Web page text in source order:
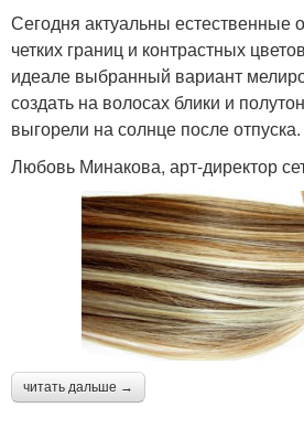
Сегодня актуальны естественные
четких границ и контрастных
идеале выбранный вариант
создать на волосах блики и
выгорели на солнце после отпуска.
Любовь Минакова, арт-директор
читать дальше →